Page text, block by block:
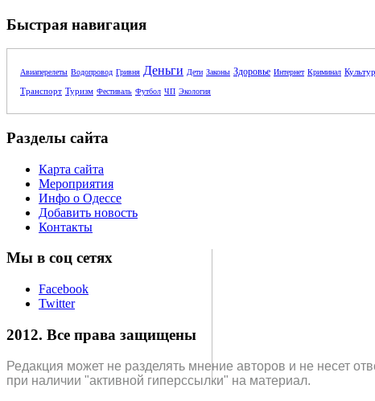
Быстрая навигация
Авиаперелеты Водопровод Гривня Деньги Дети Законы Здоровье Интернет Криминал
Транспорт Туризм Фестиваль Футбол ЧП Экология
Разделы сайта
Карта сайта
Мероприятия
Инфо о Одессе
Добавить новость
Контакты
Мы в соц сетях
Facebook
Twitter
2012. Все права защищены
Редакция может не разделять мнение авторов и не несет
при наличии "активной гиперссылки" на материал.